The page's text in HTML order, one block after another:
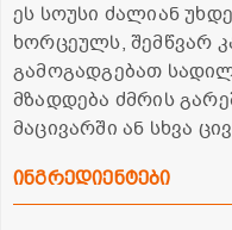
ეს სოუსი ძალიან
ხორცეულს, შემწვარ
გამოგადგებათ
მზადდება ძმრის
მაცივარში ან სხვა
ინგრედიენტები